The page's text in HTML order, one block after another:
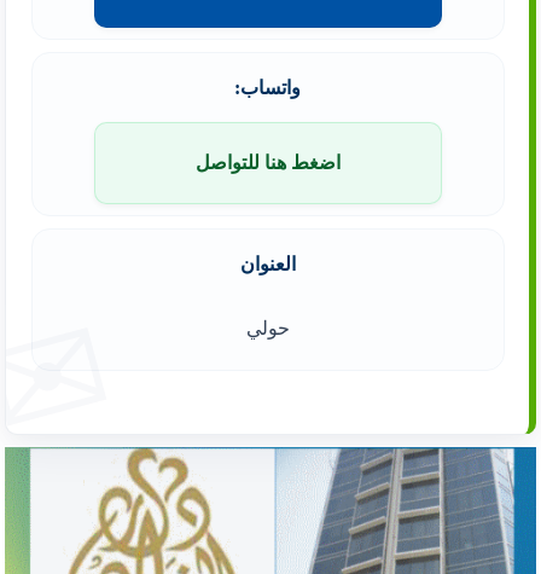
واتساب:
اضغط هنا للتواصل
العنوان
حولي